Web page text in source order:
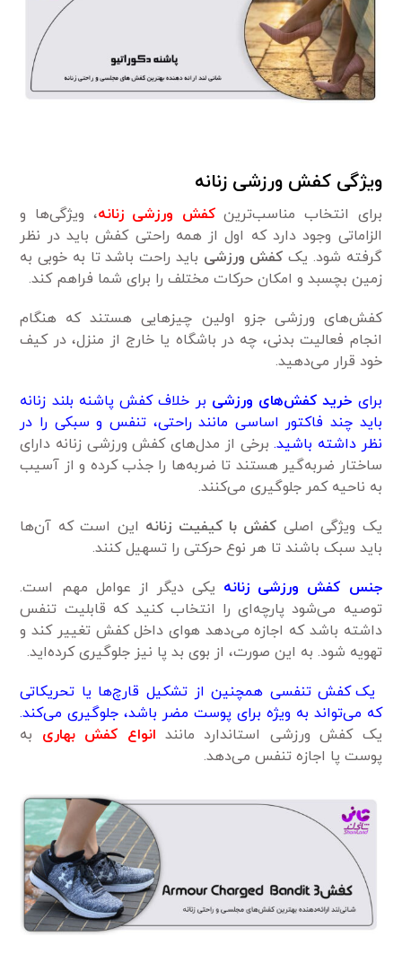
ویژگی کفش ورزشی زنانه
برای انتخاب مناسب‌ترینکفش ورزشی زنانه، ویژگی‌ها و
الزاماتی وجود دارد که اول از همه راحتی کفش باید در نظر
گرفته شود. یک کفش ورزشی باید راحت باشد تا به خوبی به
زمین بچسبد و امکان حرکات مختلف را برای شما فراهم کند.
کفش‌های ورزشی جزو اولین چیزهایی هستند که هنگام
انجام فعالیت بدنی، چه در باشگاه یا خارج از منزل، در کیف
خود قرار می‌دهید.
برای خرید کفش‌های ورزشی بر خلاف کفش پاشنه بلند زنانه
باید چند فاکتور اساسی مانند راحتی، تنفس و سبکی را در
نظر داشته باشید.برخی از مدل‌های کفش ورزشی زنانه دارای
ساختار ضربه‌گیر هستند تا ضربه‌ها را جذب کرده و از آسیب
به ناحیه کمر جلوگیری می‌کنند.
یک ویژگی اصلی کفش با کیفیت زنانه این است که آن‌ها
باید سبک باشند تا هر نوع حرکتی را تسهیل کنند.
جنس کفش ورزشی زنانه یکی دیگر از عوامل مهم است.
توصیه می‌شود پارچه‌ای را انتخاب کنید که قابلیت تنفس
داشته باشد که اجازه می‌دهد هوای داخل کفش تغییر کند و
تهویه شود. به این صورت، از بوی بد پا نیز جلوگیری کرده‌اید.
یک کفش تنفسی همچنین از تشکیل قارچ‌ها یا تحریکاتی
که می‌تواند به ویژه برای پوست مضر باشد، جلوگیری می‌کند.
یک کفش ورزشی استاندارد مانند انواع کفش بهاری به
پوست پا اجازه تنفس می‌دهد.